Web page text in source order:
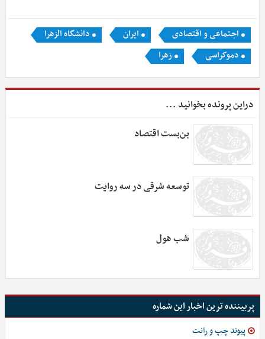
اجتماعی و اقتصادی ایران
دانشگاه الزهرا
دموکراسی
زهرا
دراین پرونده بخوانید ...
بن‌بست اقتصاد
توسعه شرقی در سه روایت
شب هول
پربیننده ترین اخبار این شماره
پیوند چپ و رانت